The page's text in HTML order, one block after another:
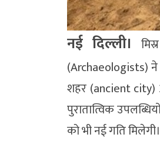
नई दिल्ली।
(Archaeologists) ने
शहर (ancient city)
पुरातात्विक
को भी नई गति मिलेगी।